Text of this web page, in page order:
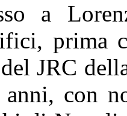
a
prima
JRC
con